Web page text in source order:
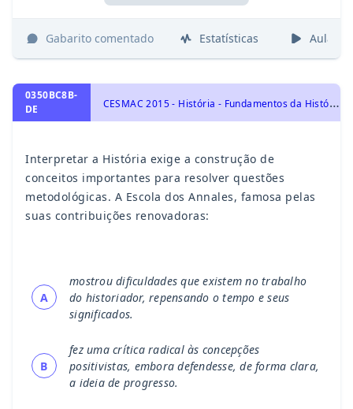
Gabarito comentado Estatísticas Aulas
0350BC8B-
DE
C
ESMAC 2015 - História - Fundamentos da História : Tempo, Memória e Cultura, História Geral
Interpretar a História exige a construção de
conceitos importantes para resolver questões
metodológicas. A Escola dos Annales, famosa pelas
suas contribuições renovadoras:
A
mostrou dificuldades que existem no trabalho
do historiador, repensando o tempo e seus
significados.
B
fez uma crítica radical às concepções
positivistas, embora defendesse, de forma clara,
a ideia de progresso.